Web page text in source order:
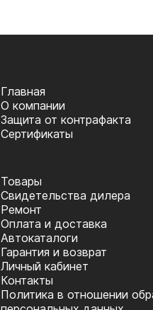
Главная
О компании
Защита от контрафакта
Сертификаты
Товары
Cвидетельства дилера
Ремонт
Оплата и доставка
Автокаталоги
Гарантия и возврат
Личный кабинет
Контакты
Политика в отношении